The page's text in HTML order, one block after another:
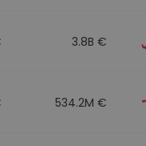
3.8B €
534.2M €